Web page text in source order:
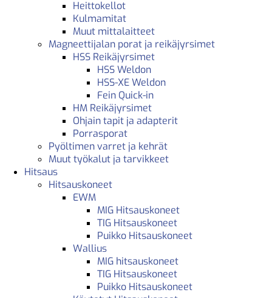
Heittokellot
Kulmamitat
Muut mittalaitteet
Magneettijalan porat ja reikäjyrsimet
HSS Reikäjyrsimet
HSS Weldon
HSS-XE Weldon
Fein Quick-in
HM Reikäjyrsimet
Ohjain tapit ja adapterit
Porrasporat
Pyöltimen varret ja kehrät
Muut työkalut ja tarvikkeet
Hitsaus
Hitsauskoneet
EWM
MIG Hitsauskoneet
TIG Hitsauskoneet
Puikko Hitsauskoneet
Wallius
MIG hitsauskoneet
TIG Hitsauskoneet
Puikko Hitsauskoneet